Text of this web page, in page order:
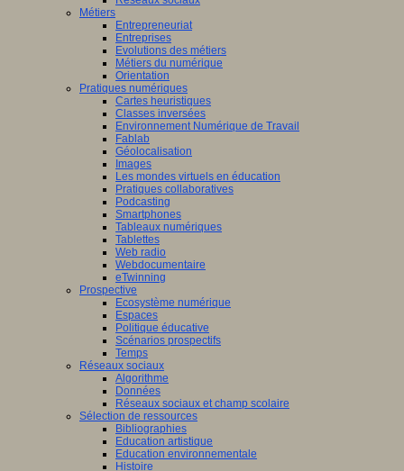
Métiers
Entrepreneuriat
Entreprises
Evolutions des métiers
Métiers du numérique
Orientation
Pratiques numériques
Cartes heuristiques
Classes inversées
Environnement Numérique de Travail
Fablab
Géolocalisation
Images
Les mondes virtuels en éducation
Pratiques collaboratives
Podcasting
Smartphones
Tableaux numériques
Tablettes
Web radio
Webdocumentaire
eTwinning
Prospective
Ecosystème numérique
Espaces
Politique éducative
Scénarios prospectifs
Temps
Réseaux sociaux
Algorithme
Données
Réseaux sociaux et champ scolaire
Sélection de ressources
Bibliographies
Education artistique
Education environnementale
Histoire